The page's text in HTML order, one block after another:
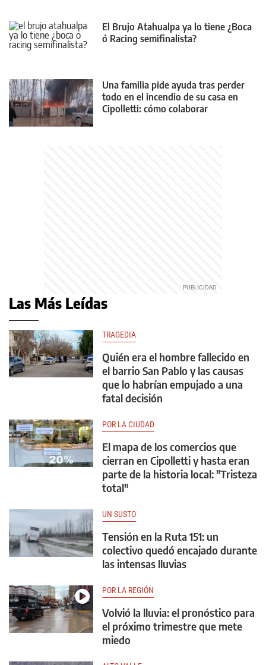
El Brujo Atahualpa ya lo tiene ¿Boca
ó Racing semifinalista?
Una familia pide ayuda tras perder
todo en el incendio de su casa en
Cipolletti: cómo colaborar
Las Más Leídas
TRAGEDIA
Quién era el hombre fallecido en
el barrio San Pablo y las causas
que lo habrían empujado a una
fatal decisión
POR LA CIUDAD
El mapa de los comercios que
cierran en Cipolletti y hasta eran
parte de la historia local: "Tristeza
total"
UN SUSTO
Tensión en la Ruta 151: un
colectivo quedó encajado durante
las intensas lluvias
POR LA REGIÓN
Volvió la lluvia: el pronóstico para
el próximo trimestre que mete
miedo